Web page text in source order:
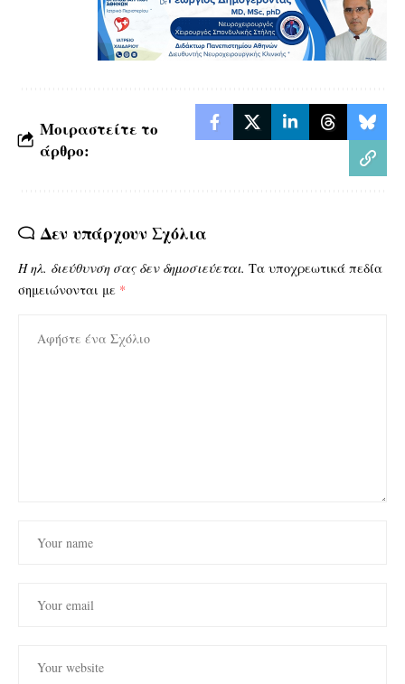
Μοιραστείτε το
άρθρο:
Δεν υπάρχουν Σχόλια
Η ηλ. διεύθυνση σας δεν δημοσιεύεται. Τα υποχρεωτικά πεδία
σημειώνονται με *